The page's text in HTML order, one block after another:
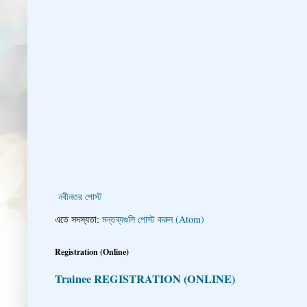
নবীনতর পোস্ট
এতে সদস্যতা: মন্তব্যগুলি পোস্ট করুন (Atom)
Registration (Online)
Trainee REGISTRATION (ONLINE)
👇 👉 Click here